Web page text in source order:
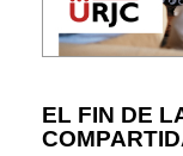
EL FIN DE